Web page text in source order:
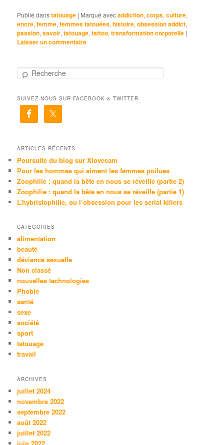
Publié danstatouage | Marqué avecaddiction,corps,culture,
encre,femme,femmes tatouées,histoire,obsession addict,
passion,savoir,tatouage,tattoo,transformation corporelle |
Laisser un commentaire
h
e
SUIVEZ-NOUS SUR FACEBOOK & TWITTER
ARTICLES RÉCENTS
Poursuite du blog sur Xlovecam
Pour les hommes qui aiment les femmes poilues
Zoophilie : quand la bête en nous se réveille (partie 2)
Zoophilie : quand la bête en nous se réveille (partie 1)
L’hybristophilie, ou l’obsession pour les serial killers
CATÉGORIES
alimentation
beauté
déviance sexuelle
Non classé
nouvelles technologies
Phobie
santé
sexe
société
sport
tatouage
travail
ARCHIVES
juillet 2024
novembre 2022
septembre 2022
août 2022
juillet 2022
juin 2022